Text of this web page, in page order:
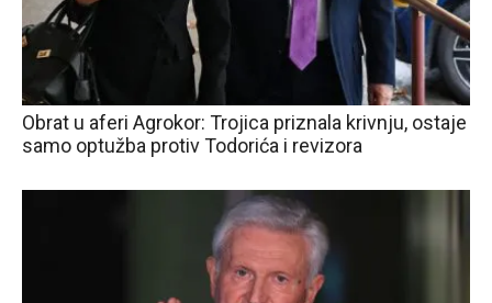
Obrat u aferi Agrokor: Trojica priznala krivnju, ostaje
samo optužba protiv Todorića i revizora